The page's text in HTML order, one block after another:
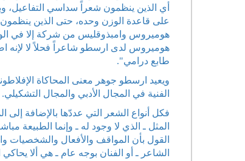
أي الذين ينظمون شعراً سداسي التفاعيل،
على قاعدة الوزن وحده، حتى الذين
هوميروس وامبذوقليس من شركة إلا في
هوميروس لدى ارسطو شاعراً فحلاً لا لإنه
طابع درامي".
ويعيد ارسطو جوهر معنى المحاكاة
الفنية في المجال الأدبي والمجال التشكيلي.
فكل أنواع الشعر التي عددّها بالإضافة
المثل ـ الذي لا وجود له ـ وإنما الطبيعة
القول بأن المواقف والأفعال والشخصيات
الشاعر ـ أو الفنان بوجه عام ـ هي ألا